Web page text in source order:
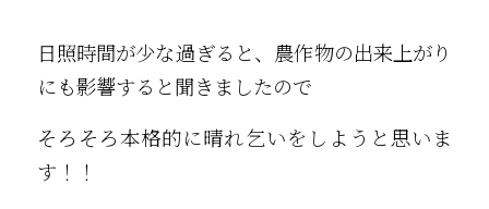
日照時間が少な過ぎると、農作物の出来上がり
にも影響すると聞きましたので
そろそろ本格的に晴れ乞いをしようと思いま
す！！